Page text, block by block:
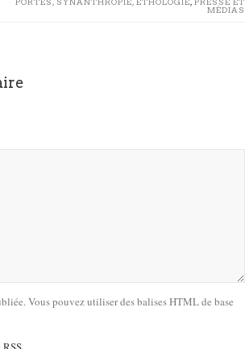
MÉDIAS
Vous pouvez utiliser des balises HTML de base